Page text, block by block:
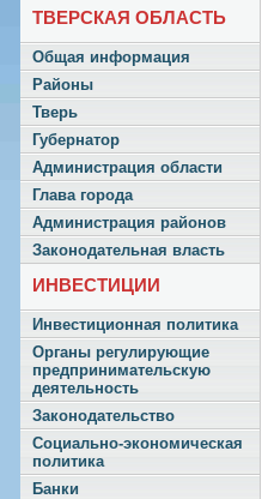
ТВЕРСКАЯ ОБЛАСТЬ
Общая информация
Районы
Тверь
Губернатор
Администрация области
Глава города
Администрация районов
Законодательная власть
ИНВЕСТИЦИИ
Инвестиционная политика
Органы регулирующие
предпринимательскую
деятельность
Законодательство
Социально-экономическая
политика
Банки